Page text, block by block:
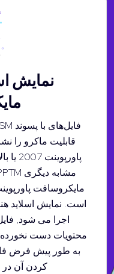
نمایش
قابلیت ماکرو را
مایکروسافت
است. نمایش اسلاید
محتویات دست
کردن آن در